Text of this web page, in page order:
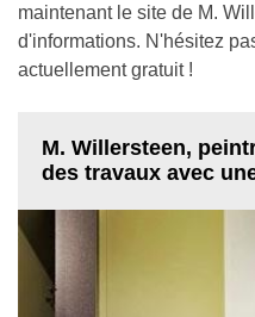
maintenant le site de M.
d'informations. N'hésitez
actuellement gratuit !
M. Willersteen,
des travaux avec